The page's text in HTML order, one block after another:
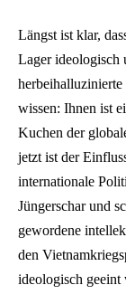
Längst ist klar,
Lager ideologisch
wissen: Ihnen ist
Kuchen der
jetzt ist der
internationale
Jüngerschar und
gewordene
den
ideologisch